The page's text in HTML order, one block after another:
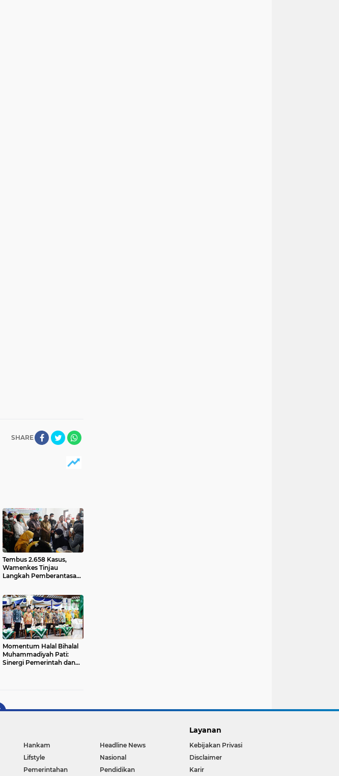
SHARE
Tembus 2.658 Kasus,
Wamenkes Tinjau
Langkah Pemberantasan
Momentum Halal Bihalal
Muhammadiyah Pati:
Sinergi Pemerintah dan
Hankam
Headline News
Lifstyle
Nasional
Pemerintahan Pendidikan
Layanan
Kebijakan Privasi
Disclaimer
Karir